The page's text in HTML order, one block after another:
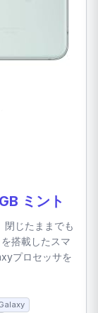
ミント
閉じたままでも
搭載したスマ
プロセッサを